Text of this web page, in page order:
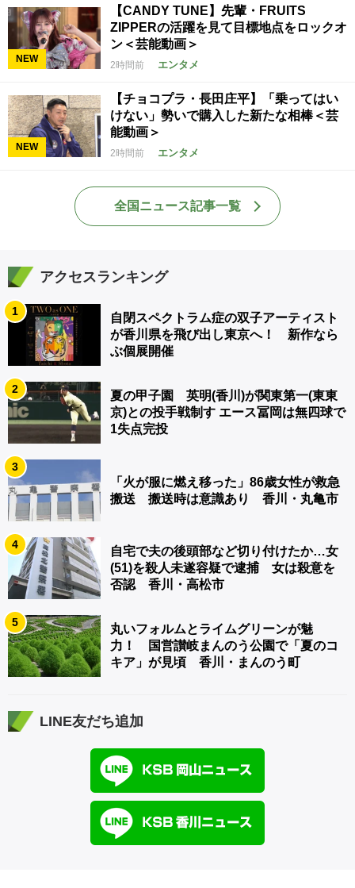
NEW
【CANDY TUNE】先輩・FRUITS
ZIPPERの活躍を見て目標地点をロックオ
ン＜芸能動画＞
2時間前 エンタメ
NEW
【チョコプラ・長田庄平】「乗ってはい
けない」勢いで購入した新たな相棒＜芸
能動画＞
2時間前 エンタメ
全国ニュース記事一覧
アクセスランキング
1
自閉スペクトラム症の双子アーティスト
が香川県を飛び出し東京へ！ 新作なら
ぶ個展開催
2
夏の甲子園 英明(香川)が関東第一(東東
京)との投手戦制す エース冨岡は無四球で
1失点完投
3
「火が服に燃え移った」86歳女性が救急
搬送 搬送時は意識あり 香川・丸亀市
4
自宅で夫の後頭部など切り付けたか…女
(51)を殺人未遂容疑で逮捕 女は殺意を
否認 香川・高松市
5
丸いフォルムとライムグリーンが魅
力！ 国営讃岐まんのう公園で「夏のコ
キア」が見頃 香川・まんのう町
LINE友だち追加